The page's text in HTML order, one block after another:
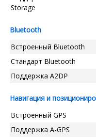
Storage
Bluetooth
Встроенный Bluetooth
Стандарт Bluetooth
Поддержка A2DP
Навигация и
Встроенный GPS
Поддержка A-GPS